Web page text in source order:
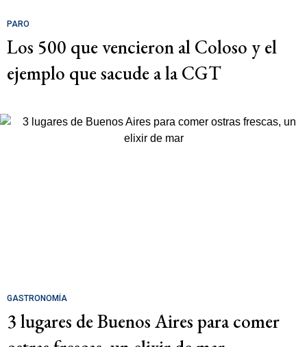
PARO
Los 500 que vencieron al Coloso y el
ejemplo que sacude a la CGT
GASTRONOMÍA
3 lugares de Buenos Aires para comer